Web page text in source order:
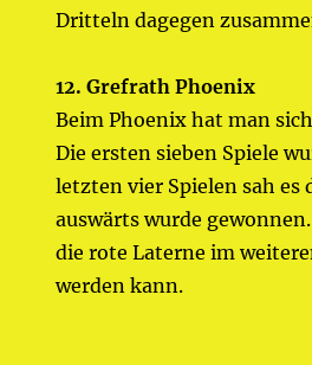
Dritteln dagegen
12. Grefrath Phoenix
Beim Phoenix hat man
Die ersten sieben Spiele
letzten vier Spielen sah es
auswärts wurde
die rote Laterne im
werden kann.